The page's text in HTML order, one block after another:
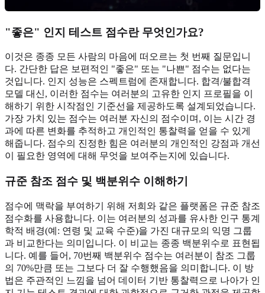
"좋은" 인지 테스트 점수란 무엇인가요?
이것은 종종 모든 사람의 마음에 떠오르는 첫 번째 질문입니
다. 간단한 답은 보편적인 "좋은" 또는 "나쁜" 점수는 없다는
것입니다. 인지 성능은 스펙트럼에 존재합니다. 합격/불합격
모델 대신, 이러한 점수는 여러분의 고유한 인지 프로필을 이
해하기 위한 시작점인 기준선을 제공하도록 설계되었습니다.
가장 가치 있는 점수는 여러분 자신의 점수이며, 이는 시간 경
과에 따른 변화를 추적하고 개인적인 통찰력을 얻을 수 있게
해줍니다. 점수의 진정한 힘은 여러분의 개인적인 강점과 개선
이 필요한 영역에 대해 무엇을 보여주는지에 있습니다.
규준 참조 점수 및 백분위수 이해하기
점수에 맥락을 부여하기 위해 저희와 같은 플랫폼은 규준 참조
점수화를 사용합니다. 이는 여러분의 성과를 유사한 인구 통계
학적 배경(예: 연령 및 교육 수준)을 가진 대규모의 익명 그룹
과 비교한다는 의미입니다. 이 비교는 종종 백분위수로 표현됩
니다. 예를 들어, 70번째 백분위수 점수는 여러분이 참조 그룹
의 70%만큼 또는 그보다 더 잘 수행했음을 의미합니다. 이 방
법은 주관적인 느낌을 넘어 데이터 기반 통찰력으로 나아가 인